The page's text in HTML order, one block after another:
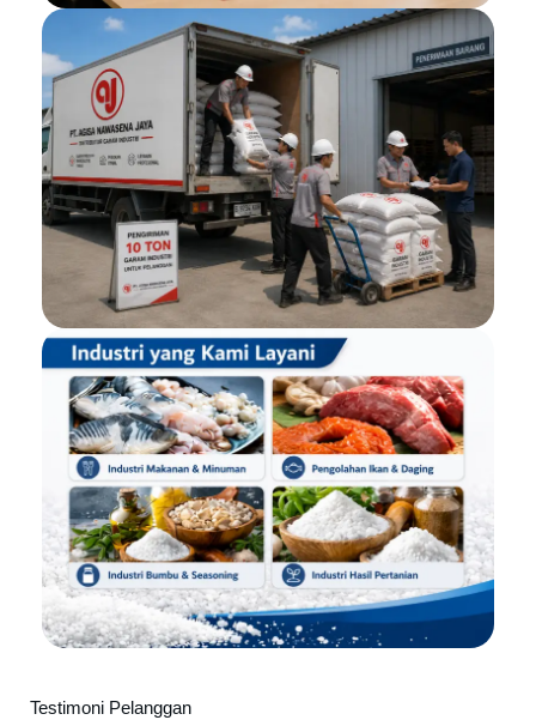
Testimoni Pelanggan